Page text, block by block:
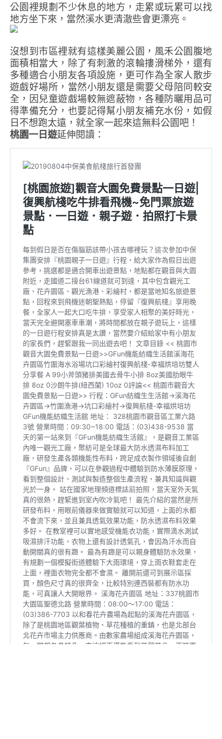
公園裡規劃不少休息的地方，走累或玩累可以找
地方坐下來，當然溪水更清澈些會更漂亮。
沒想到市區裡就有這樣美麗公園，風禾公園腹地
面積相當大，除了有刺激的滾輪摟滑梯外，還有
多種適合小朋友各項設施，更可作為全家人散步
遊戲好場所，當然小朋友還是需要父母陪同較安
全，因兒童遊戲場較無遮蔽物，各種防曬用品可
得準備充分，也要記得幫小朋友補充水份，如假
日不想跑太遠，就全家一起來這無料公園吧！
桃園一日遊延伸閱讀：